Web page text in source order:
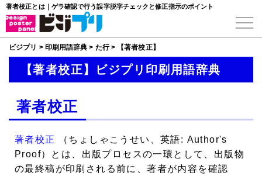
著者校正とは｜ゲラ確認で行う誤字脱字チェックと修正指示のポイント
ビジプリ > 印刷用語辞典 > た行> 【著者校正】
【著者校正】ビジプリ印刷用語辞典
著者校正
著者校正
（ちょしゃこうせい、英語: Author's
Proof）とは、出版プロセスの一環として、出版物
の最終稿が印刷される前に、著者が内容を確認